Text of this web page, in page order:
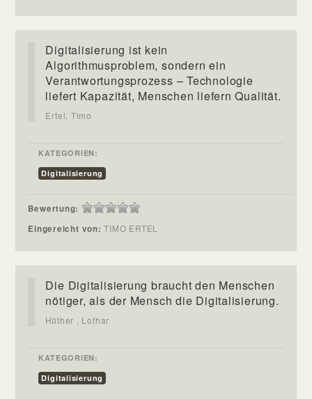
Digitalisierung ist kein
Algorithmusproblem, sondern ein
Verantwortungsprozess – Technologie
liefert Kapazität, Menschen liefern Qualität.
Ertel, Timo
KATEGORIEN:
Digitalisierung
Bewertung:
Eingereicht von:TIMO ERTEL
Die Digitalisierung braucht den Menschen
nötiger, als der Mensch die Digitalisierung.
Hüther , Lothar
KATEGORIEN:
Digitalisierung